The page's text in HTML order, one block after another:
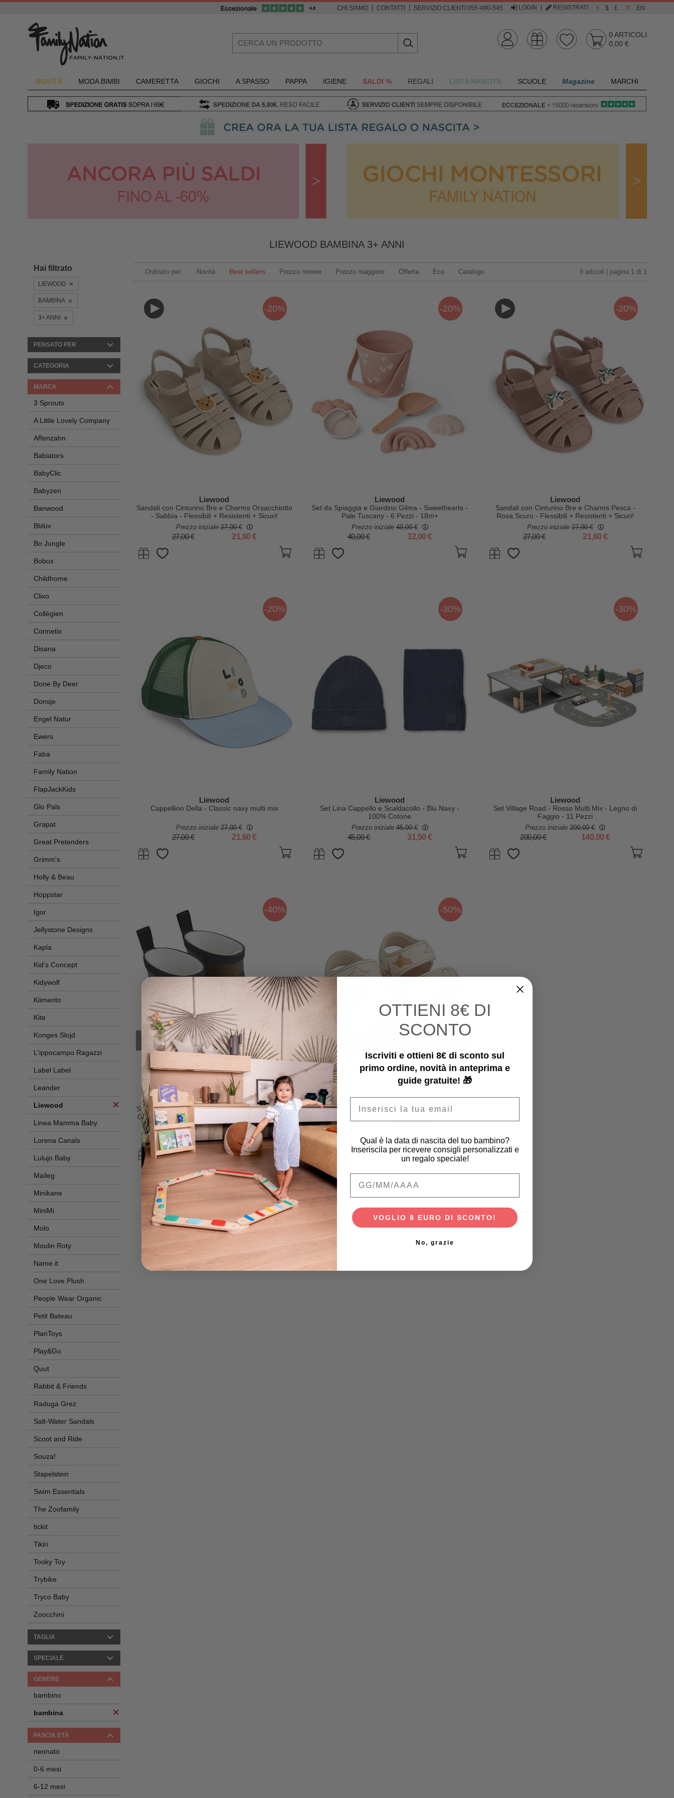
CHI SIAMO CONTATTI SERVIZIO CLIENTI 055-490-545 LOGIN REGISTRATI € $ £ IT EN
0 ARTICOLI
0,00 €
NOVITÀ MODA BIMBI CAMERETTA GIOCHI A SPASSO PAPPA IGIENE SALDI % REGALI LISTA NASCITA SCUOLE Magazine MARCHI
LIEWOOD BAMBINA 3+ ANNI
Hai filtrato
LIEWOOD
BAMBINA
3+ ANNI
PENSATO PER
CATEGORIA
MARCA
3 Sprouts
A Little Lovely Company
Affenzahn
Babiators
BabyClic
Babyzen
Banwood
Bblüv
Bo Jungle
Bobux
Childhome
Clixo
Collégien
Connetix
Disana
Djeco
Done By Deer
Donsje
Engel Natur
Ewers
Faba
Family Nation
FlapJackKids
Glo Pals
Grapat
Great Pretenders
Grimm's
Holly & Beau
Hoppstar
Igor
Jellystone Designs
Kapla
Kid's Concept
Kidywolf
Kiimento
Kite
Konges Slojd
L'ippocampo Ragazzi
Label Label
Leander
Liewood
Linea Mamma Baby
Lorena Canals
Lulujo Baby
Maileg
Minikane
MiniMi
Molo
Moulin Roty
Name it
One Love Plush
People Wear Organic
Petit Bateau
PlanToys
Play&Go
Quut
Rabbit & Friends
Raduga Grez
Salt-Water Sandals
Scoot and Ride
Souza!
Stapelstein
Swim Essentials
The Zoofamily
tickit
Tikiri
Tooky Toy
Trybike
Tryco Baby
Zoocchini
TAGLIA
SPECIALE
GENERE
bambino
bambina
FASCIA ETÀ
neonato
0-6 mesi
6-12 mesi
Ordinato per: Novità Best sellers Prezzo minore Prezzo maggiore Offerta Eco Catalogo 8 articoli | pagina 1 di 1
-20%
Liewood
Sandali con Cinturino Bre e Charms Orsacchiotto
- Sabbia - Flessibili + Resistenti + Sicuri!
Prezzo iniziale27,00 €
27,00 € 21,60 €
-20%
Liewood
Set da Spiaggia e Giardino Gilma - Sweethearts -
Pale Tuscany - 6 Pezzi - 18m+
Prezzo iniziale40,00 €
40,00 € 32,00 €
-20%
Liewood
Sandali con Cinturino Bre e Charms Pesca -
Rosa Scuro - Flessibili + Resistenti + Sicuri!
Prezzo iniziale27,00 €
27,00 € 21,60 €
-20%
Liewood
Cappellino Della - Classic navy multi mix
Prezzo iniziale27,00 €
27,00 € 21,60 €
-30%
Liewood
Set Lina Cappello e Scaldacollo - Blu Navy -
100% Cotone
Prezzo iniziale45,00 €
45,00 € 31,50 €
-30%
Liewood
Set Village Road - Rosso Multi Mix - Legno di
Faggio - 11 Pezzi
Prezzo iniziale 200,00 €
200,00 € 140,00 €
-40%
ULTIMA TAGLIA US 12
Liewood
Stivaletti Pioggia Termici Jesse - Pipistrelli/Khaki -
Gomma Naturale Foderata in Pelliccia Ecologica
Prezzo iniziale59,90 €
59,90 € 35,94 €
-50%
Liewood
Sandali Blumer - Dream - Ecru
27,00 € 13,50 €
OTTIENI 8€ DI
SCONTO
Iscriviti e ottieni 8€ di sconto sul
primo ordine, novità in anteprima e
guide gratuite! 🎁
Qual è la data di nascita del tuo bambino?
Inseriscila per ricevere consigli personalizzati e
un regalo speciale!
VOGLIO 8 EURO DI SCONTO!
No, grazie